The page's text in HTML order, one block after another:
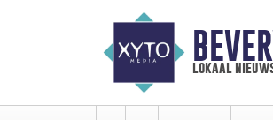
lokaal